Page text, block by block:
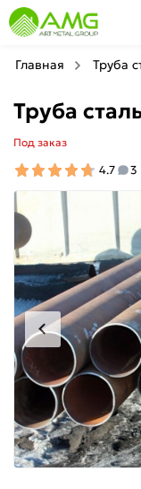
Главная Труба
Труба
Под заказ
4.7 3